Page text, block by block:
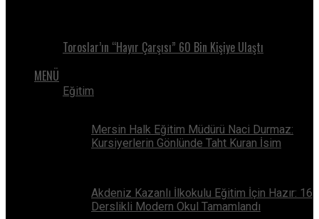
Toroslar’ın “Hayır Çarşısı” 60 Bin Kişiye Ulaştı
MENÜ
Eğitim
Mersin Halk Eğitim Müdürü Naci Durmaz:
Kursiyerlerin Gönlünde Taht Kuran İsim
Akdeniz Kazanlı İlkokulu Eğitim İçin Hazır: 16
Derslikli Modern Okul Tamamlandı